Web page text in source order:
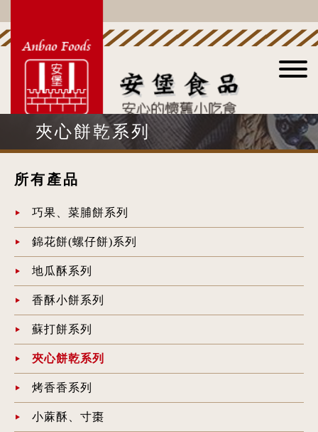
夾心餅乾系列
所有產品
巧果、菜脯餅系列
錦花餅(螺仔餅)系列
地瓜酥系列
香酥小餅系列
蘇打餅系列
夾心餅乾系列
烤香香系列
小蔴酥、寸棗